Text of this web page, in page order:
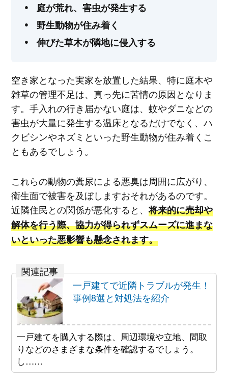
庭が荒れ、害虫が発生する
野生動物が住み着く
伸びた草木が隣地に侵入する
空き家となった実家を放置した結果、特に庭木や
雑草の管理不足は、真っ先に苦情の原因となりま
す。手入れの行き届かない庭は、蚊やダニなどの
害虫が大量に発生する温床となるだけでなく、ハ
クビシンやネズミといった野生動物が住み着くこ
ともあるでしょう。
これらの動物の糞尿による悪臭は周囲に広がり、
衛生面で被害を及ぼしますおそれがあるのです。
近隣住民との関係が悪化すると、将来的に売却や
解体を行う際、協力が得られずスムーズに進まな
いといった悪影響も懸念されます。
一戸建てで近隣トラブルが発生！
事例8選と対処法を紹介
一戸建てを購入する際は、周辺環境や立地、間取
りなどのさまざまな条件を確認するでしょう。
し……